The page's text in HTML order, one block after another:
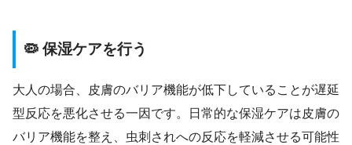
🦠 保湿ケアを行う
大人の場合、皮膚のバリア機能が低下していることが遅延
型反応を悪化させる一因です。日常的な保湿ケアは皮膚の
バリア機能を整え、虫刺されへの反応を軽減させる可能性